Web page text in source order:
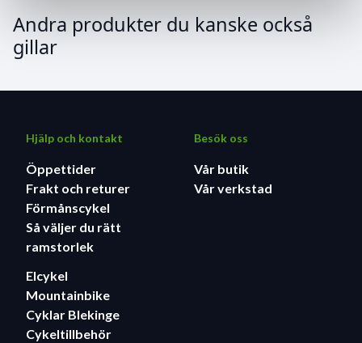
Andra produkter du kanske också
gillar
Hjälp och kontakt
Öppettider
Frakt och returer
Förmånscykel
Så väljer du rätt
ramstorlek
Elcykel
Mountainbike
Cyklar Blekinge
Cykeltillbehör
Besök oss
Vår butik
Vår verkstad